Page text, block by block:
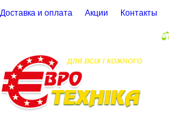
Доставка и оплата Акции Контакты